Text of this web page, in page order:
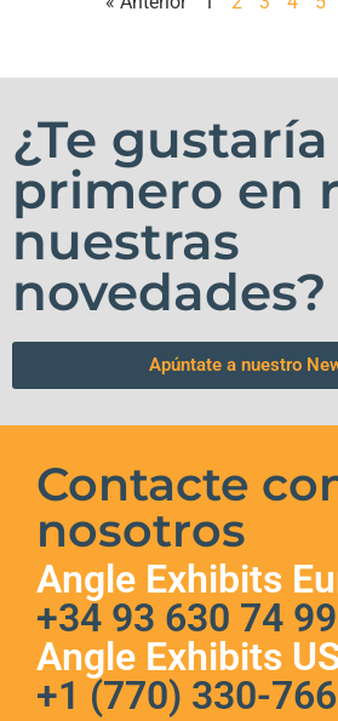
¿Te
primero en
nuestras
novedades?
Apúntate a nuestro
Contacte
nosotros
Angle Exhibits
+34 93 630 74 99
Angle Exhibits
+1 (770) 330-